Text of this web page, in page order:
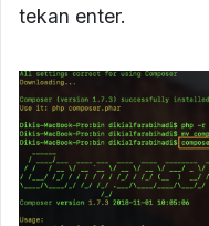
tekan enter.